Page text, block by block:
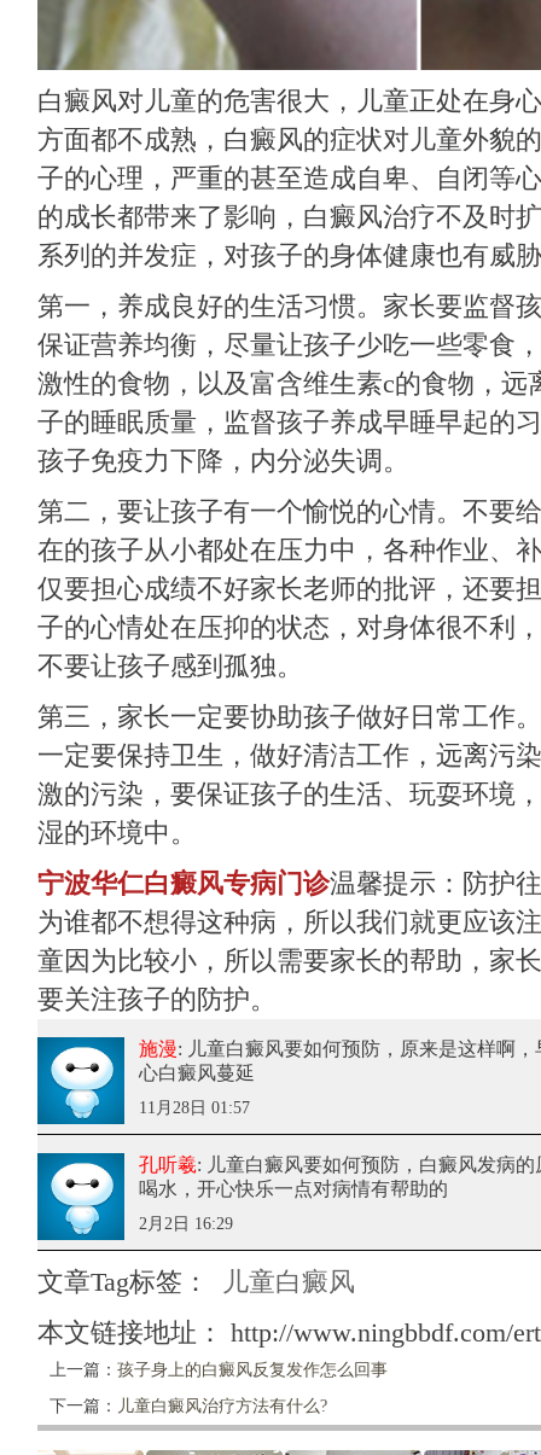
白癜风对儿童的危害很大，儿童正处在身
方面都不成熟，白癜风的症状对儿童外貌
子的心理，严重的甚至造成自卑、自闭等
的成长都带来了影响，白癜风治疗不及时
系列的并发症，对孩子的身体健康也有威
第一，养成良好的生活习惯。家长要监督
保证营养均衡，尽量让孩子少吃一些零食
激性的食物，以及富含维生素c的食物，远
子的睡眠质量，监督孩子养成早睡早起的
孩子免疫力下降，内分泌失调。
第二，要让孩子有一个愉悦的心情。不要
在的孩子从小都处在压力中，各种作业、
仅要担心成绩不好家长老师的批评，还要
子的心情处在压抑的状态，对身体很不利
不要让孩子感到孤独。
第三，家长一定要协助孩子做好日常工作
一定要保持卫生，做好清洁工作，远离污
激的污染，要保证孩子的生活、玩耍环境
湿的环境中。
宁波华仁白癜风专病门诊温馨提示：防护
为谁都不想得这种病，所以我们就更应该
童因为比较小，所以需要家长的帮助，家
要关注孩子的防护。
施漫: 儿童白癜风要如何预防，原来是这样啊
心白癜风蔓延
11月28日 01:57
孔听羲: 儿童白癜风要如何预防，白癜风发病
喝水，开心快乐一点对病情有帮助的
2月2日 16:29
文章Tag标签：
儿童白癜风
本文链接地址： http://www.ningbbdf.com/
上一篇： 孩子身上的白癜风反复发作怎么回事
下一篇： 儿童白癜风治疗方法有什么?